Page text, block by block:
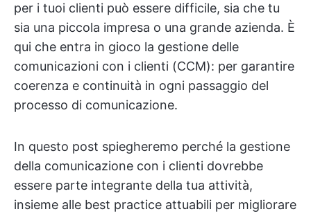
per i tuoi clienti può essere difficile, sia che tu
sia una piccola impresa o una grande azienda. È
qui che entra in gioco la gestione delle
comunicazioni con i clienti (CCM): per garantire
coerenza e continuità in ogni passaggio del
processo di comunicazione.
In questo post spiegheremo perché la gestione
della comunicazione con i clienti dovrebbe
essere parte integrante della tua attività,
insieme alle best practice attuabili per migliorare